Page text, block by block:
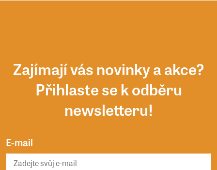
Zajímají vás novinky a akce?
Přihlaste se k odběru
newsletteru!
E-mail